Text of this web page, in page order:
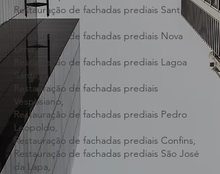
Contagem,
Restauração de fachadas prediais Betim,
Restauração de fachadas prediais Ribeirão
das Neves,
Restauração de fachadas prediais Santa
Luzia,
Restauração de fachadas prediais Nova
Lima,
Restauração de fachadas prediais Lagoa
Santa,
Restauração de fachadas prediais
Vespasiano,
Restauração de fachadas prediais Pedro